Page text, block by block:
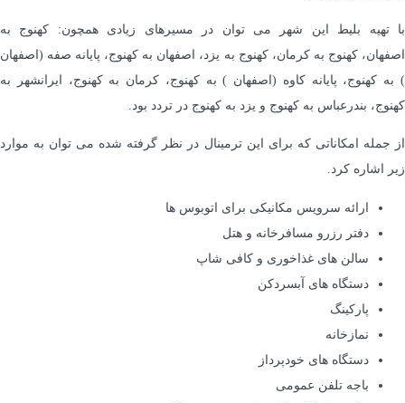
با تهیه بلیط این شهر می توان در مسیرهای زیادی همچون: کهنوج به
اصفهان، کهنوج به کرمان، کهنوج به یزد، اصفهان به کهنوج، پایانه صفه (اصفهان
) به کهنوج، پایانه کاوه (اصفهان ) به کهنوج، کرمان به کهنوج، ایرانشهر به
کهنوج، بندرعباس به کهنوج و یزد به کهنوج در تردد بود.
از جمله امکاناتی که برای این ترمینال در نظر گرفته شده می توان به موارد
زیر اشاره کرد.
ارائه سرویس مکانیکی برای اتوبوس ها
دفتر رزرو مسافرخانه و هتل
سالن های غذاخوری و کافی شاپ
دستگاه های آبسردکن
پارکینگ
نمازخانه
دستگاه های خودپرداز
باجه تلفن عمومی